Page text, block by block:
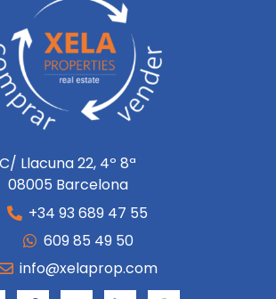
C/ Llacuna 22, 4º 8ª
08005 Barcelona
+34 93 689 47 55
609 85 49 50
info@xelaprop.com